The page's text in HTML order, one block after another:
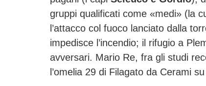
gruppi qualificati come «medi» (la
l’attacco col fuoco lanciato dalla
impedisce l’incendio; il rifugio a
avversari. Mario Re, fra gli studi
l’omelia 29 di Filagato da Cerami